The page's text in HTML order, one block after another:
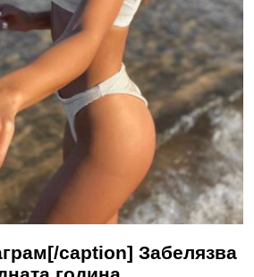
caption] Забелязва